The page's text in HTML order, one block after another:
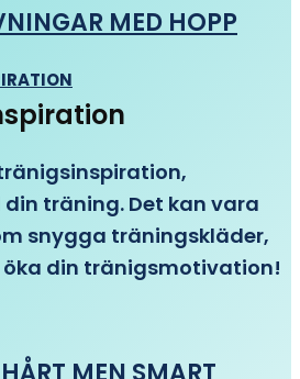
MED HOPP
träning. Det kan vara
snygga träningskläder,
öka din tränigsmotivation!